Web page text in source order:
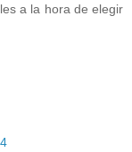
a la hora de elegir